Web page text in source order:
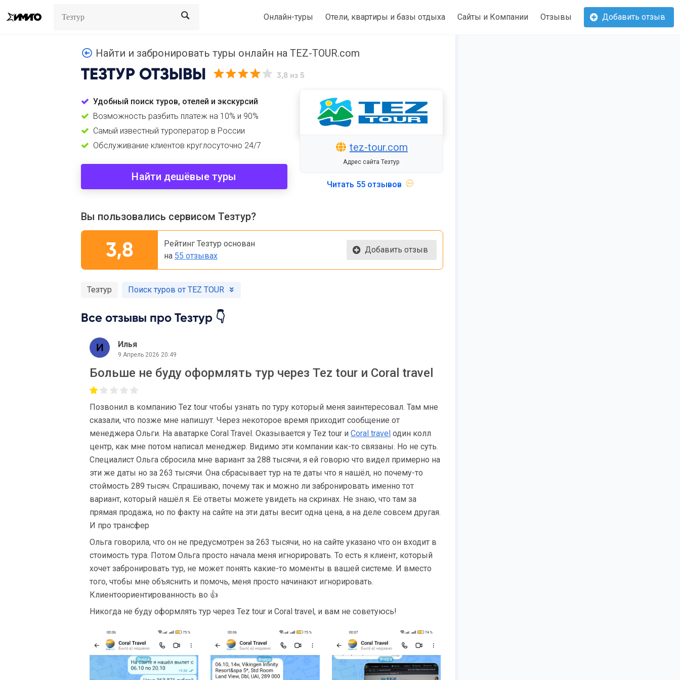
Search Онлайн-туры Отели, квартиры и базы отдыха Сайты и Компании Отзывы Добавить отзыв
Найти и забронировать туры онлайн на TEZ-TOUR.com
ТЕЗТУР ОТЗЫВЫ 3,8 из 5
Удобный поиск туров, отелей и экскурсий
Возможность разбить платеж на 10% и 90%
Самый известный туроператор в России
Обслуживание клиентов круглосуточно 24/7
Найти дешёвые туры
tez-tour.com
Адрес сайта Тезтур
Читать 55 отзывов
Вы пользовались сервисом Тезтур?
3,8
Рейтинг Тезтур основан
на 55 отзывах
Добавить отзыв
Тезтур Поиск туров от TEZ TOUR
Все отзывы про Тезтур 👇
Илья
9 Апрель 2026 20:49
Больше не буду оформлять тур через Tez tour и Coral travel
Позвонил в компанию Tez tour чтобы узнать по туру который меня заинтересовал. Там мне
сказали, что позже мне напишут. Через некоторое время приходит сообщение от
менеджера Ольги. На аватарке Coral Travel. Оказывается у Tez tour и Coral travel один колл
центр, как мне потом написал менеджер. Видимо эти компании как-то связаны. Но не суть.
Специалист Ольга сбросила мне вариант за 288 тысячи, я ей говорю что видел примерно на
эти же даты но за 263 тысячи. Она сбрасывает тур на те даты что я нашёл, но почему-то
стоймость 289 тысяч. Спрашиваю, почему так и можно ли забронировать именно тот
вариант, который нашёл я. Её ответы можете увидеть на скринах. Не знаю, что там за
прямая продажа, но по факту на сайте на эти даты весит одна цена, а на деле совсем другая.
И про трансфер
Ольга говорила, что он не предусмотрен за 263 тысячи, но на сайте указано что он входит в
стоимость тура. Потом Ольга просто начала меня игнорировать. То есть я клиент, который
хочет забронировать тур, не может понять какие-то моменты в вашей системе. И вместо
того, чтобы мне объяснить и помочь, меня просто начинают игнорировать.
Клиентоориентированность во 👍
Никогда не буду оформлять тур через Tez tour и Coral travel, и вам не советуюсь!